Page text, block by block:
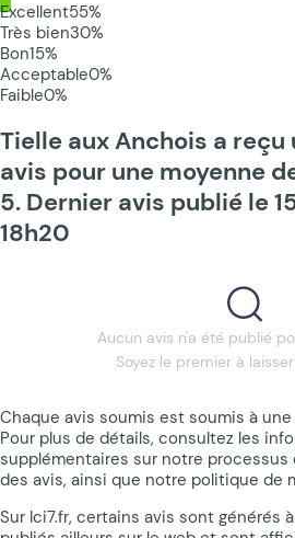
Excellent55%
Très bien30%
Bon15%
Acceptable0%
Faible0%
Tielle aux Anchois a
avis pour une moyenne
5. Dernier avis publié le
18h20
Aucun avis n'a été publié
Soyez le premier à
Chaque avis soumis est soumis à
Pour plus de détails, consultez les
supplémentaires sur notre
des avis, ainsi que notre politique de
Sur Ici7.fr, certains avis sont générés